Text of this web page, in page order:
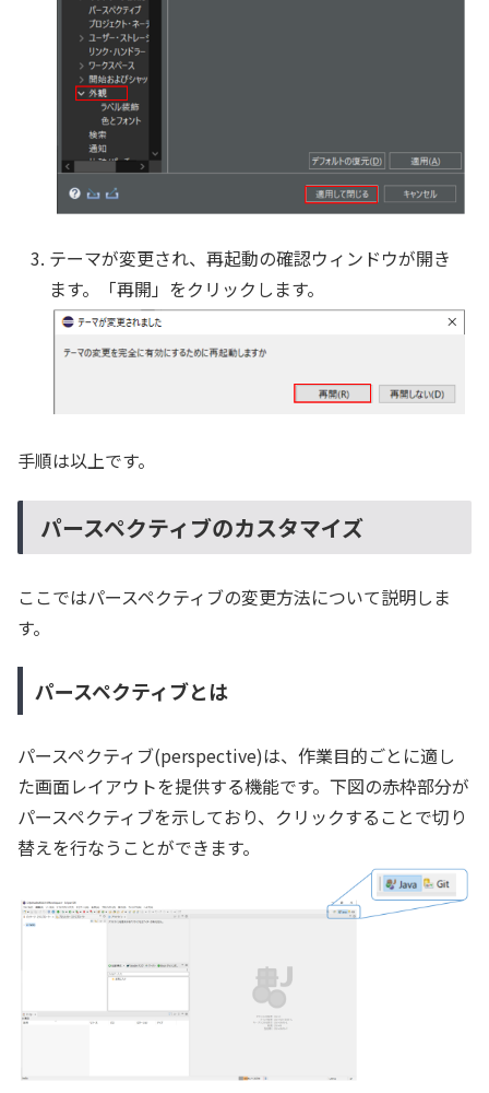
テーマが変更され、再起動の確認ウィンドウが開き
ます。「再開」をクリックします。
手順は以上です。
パースペクティブのカスタマイズ
ここではパースペクティブの変更方法について説明しま
す。
パースペクティブとは
パースペクティブ(perspective)は、作業目的ごとに適し
た画面レイアウトを提供する機能です。下図の赤枠部分が
パースペクティブを示しており、クリックすることで切り
替えを行なうことができます。